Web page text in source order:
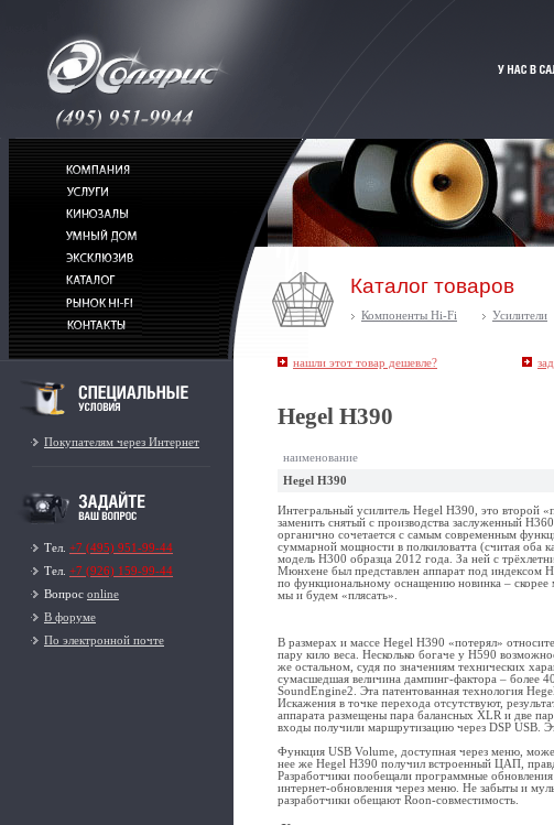
Покупателям через Интернет
Тел. +7 (495) 951-99-44
Тел. +7 (926) 159-99-44
Вопрос online
В форуме
По электронной почте
Каталог товаров
Компоненты Hi-Fi Усилители
нашли этот товар дешевле?
Hegel H390
наименование
Hegel H390
Интегральный усилитель Hegel H390, это второй
заменить снятый с производства заслуженный
органично сочетается с самым современным
суммарной мощности в полкиловатта (считая оба
модель H300 образца 2012 года. За ней с
Мюнхене был представлен аппарат под индексом
по функциональному оснащению новинка –
мы и будем «плясать».
В размерах и массе Hegel H390 «потерял»
пару кило веса. Несколько богаче у H590
же остальном, судя по значениям технических
сумасшедшая величина дампинг-фактора – более
SoundEngine2. Эта патентованная технология
Искажения в точке перехода отсутствуют,
аппарата размещены пара балансных XLR и две
входы получили маршрутизацию через DSP USB.
Функция USB Volume, доступная через меню,
нее же Hegel H390 получил встроенный ЦАП,
Разработчики пообещали программные
интернет-обновления через меню. Не забыты и
разработчики обещают Roon-совместимость.